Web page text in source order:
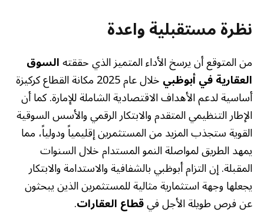
نظرة مستقبلية واعدة
من المتوقع أن يرسخ الأداء المتميز الذي حققتهالسوق
العقارية في أبوظبي خلال عام 2025 مكانة القطاع كركيزة
أساسية لدعم الأهداف الاقتصادية الشاملة للإمارة. كما أن
الإطار التنظيمي المتقدم والابتكار الرقمي والأسس السوقية
القوية ستجذب المزيد من المستثمرين إقليمياً ودولياً، مما
يمهد الطريق لمواصلة النمو المستدام خلال السنوات
المقبلة. إن التزام أبوظبي بالشفافية والاستدامة والابتكار
يجعلها وجهة استثمارية مثالية للمستثمرين الذين يبحثون
عن فرص طويلة الأجل فيقطاع العقارات.